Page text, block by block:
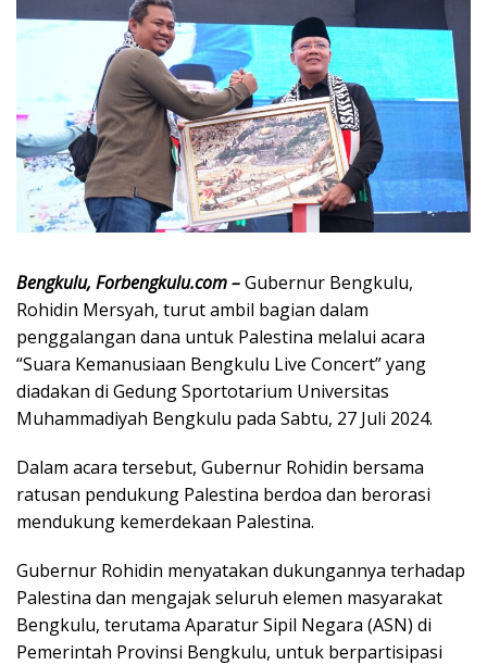
Bengkulu, Forbengkulu.com –Gubernur Bengkulu,
Rohidin Mersyah, turut ambil bagian dalam
penggalangan dana untuk Palestina melalui acara
“Suara Kemanusiaan Bengkulu Live Concert” yang
diadakan di Gedung Sportotarium Universitas
Muhammadiyah Bengkulu pada Sabtu, 27 Juli 2024.
Dalam acara tersebut, Gubernur Rohidin bersama
ratusan pendukung Palestina berdoa dan berorasi
mendukung kemerdekaan Palestina.
Gubernur Rohidin menyatakan dukungannya terhadap
Palestina dan mengajak seluruh elemen masyarakat
Bengkulu, terutama Aparatur Sipil Negara (ASN) di
Pemerintah Provinsi Bengkulu, untuk berpartisipasi